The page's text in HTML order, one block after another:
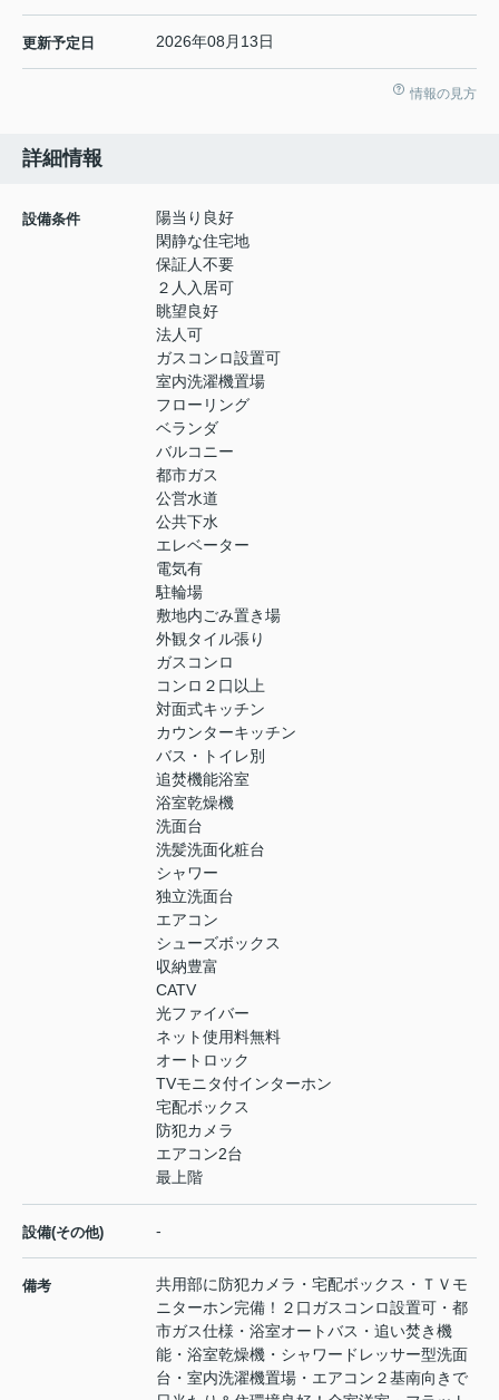
更新予定日 2026年08月13日
情報の見方
詳細情報
設備条件
陽当り良好
閑静な住宅地
保証人不要
２人入居可
眺望良好
法人可
ガスコンロ設置可
室内洗濯機置場
フローリング
ベランダ
バルコニー
都市ガス
公営水道
公共下水
エレベーター
電気有
駐輪場
敷地内ごみ置き場
外観タイル張り
ガスコンロ
コンロ２口以上
対面式キッチン
カウンターキッチン
バス・トイレ別
追焚機能浴室
浴室乾燥機
洗面台
洗髪洗面化粧台
シャワー
独立洗面台
エアコン
シューズボックス
収納豊富
CATV
光ファイバー
ネット使用料無料
オートロック
TVモニタ付インターホン
宅配ボックス
防犯カメラ
エアコン2台
最上階
設備(その他) -
備考
共用部に防犯カメラ・宅配ボックス・ＴＶモ
ニターホン完備！２口ガスコンロ設置可・都
市ガス仕様・浴室オートバス・追い焚き機
能・浴室乾燥機・シャワードレッサー型洗面
台・室内洗濯機置場・エアコン２基南向きで